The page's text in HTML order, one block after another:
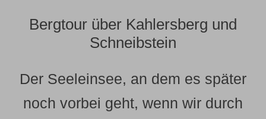
Bergtour über Kahlersberg und
Schneibstein
Der Seeleinsee, an dem es später
noch vorbei geht, wenn wir durch